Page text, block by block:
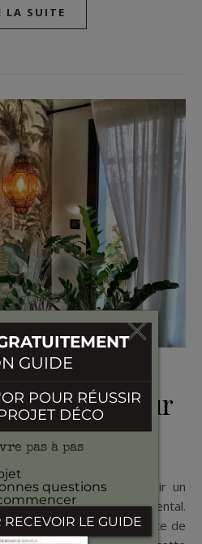
LA SUITE
clé pour
le bien être
bien-être physique et mental.
pour certains, mais il existe de